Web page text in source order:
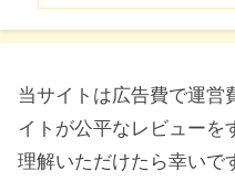
当サイトは広告費で運営
イトが公平なレビューを
理解いただけたら幸いで